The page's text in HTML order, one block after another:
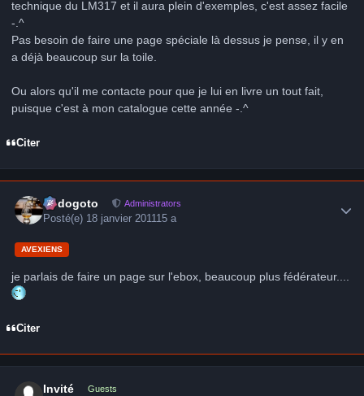
technique du LM317 et il aura plein d'exemples, c'est assez facile
-.^
Pas besoin de faire une page spéciale là dessus je pense, il y en
a déjà beaucoup sur la toile.
Ou alors qu'il me contacte pour que je lui en livre un tout fait,
puisque c'est à mon catalogue cette année -.^
Citer
frédogoto Administrators
Posté(e) 18 janvier 201115 a
AVEXIENS
je parlais de faire un page sur l'ebox, beaucoup plus fédérateur....
Citer
Invité Guests